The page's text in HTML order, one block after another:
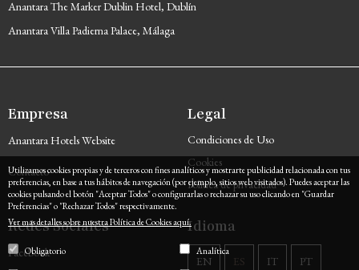
Utilizamos cookies propias y de terceros con fines analíticos y mostrarte publicidad relacionada con tus
preferencias, en base a tus hábitos de navegación (por ejemplo, sitios web visitados). Puedes aceptar las
cookies pulsando el botón "Aceptar Todos" o configurarlas o rechazar su uso clicando en "Guardar
Preferencias" o "Rechazar Todos" respectivamente.
Ver mas detalles sobre nuestra Política de Cookies aquí.
Obligatorio Analítica
Anantara The Marker Dublin Hotel, Dublín
Anantara Villa Padierna Palace, Málaga
Empresa
Anantara Hotels Website
Contacto
Legal
Condiciones de Uso
Cookies
Política de privacidad
Redes Sociales
Facebook
Idioma
EN ES IT PT